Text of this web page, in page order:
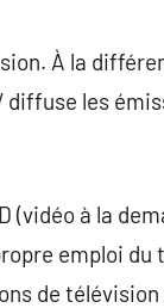
À la
diffuse les
(vidéo à la
emploi du
de télévision